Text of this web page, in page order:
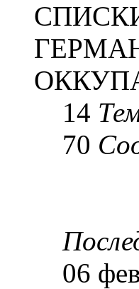
14
70
06